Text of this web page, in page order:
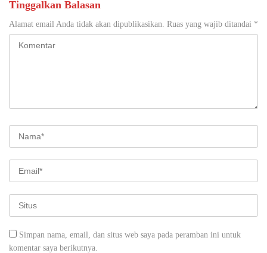
Tinggalkan Balasan
Alamat email Anda tidak akan dipublikasikan. Ruas yang wajib ditandai *
Simpan nama, email, dan situs web saya pada peramban ini untuk
komentar saya berikutnya.